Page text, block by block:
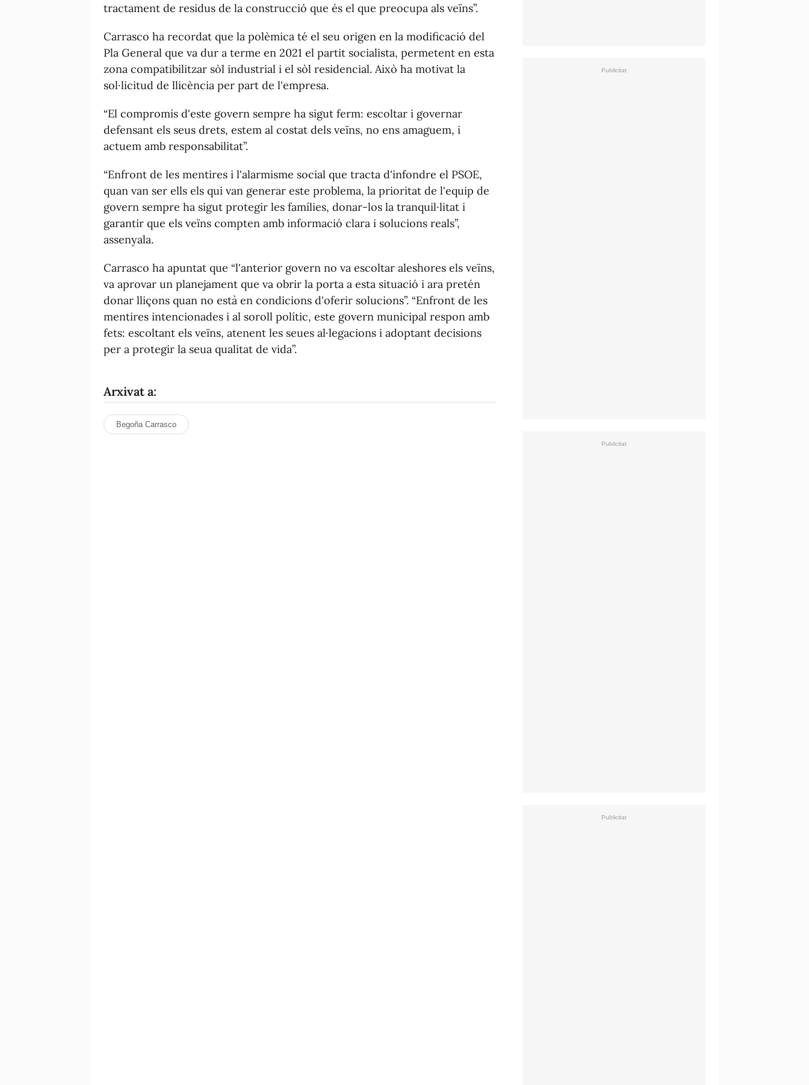
tractament de residus de la construcció que és el que preocupa als veïns”.
Carrasco ha recordat que la polèmica té el seu origen en la modificació del
Pla General que va dur a terme en 2021 el partit socialista, permetent en esta
zona compatibilitzar sòl industrial i el sòl residencial. Això ha motivat la
sol·licitud de llicència per part de l'empresa.
“El compromís d'este govern sempre ha sigut ferm: escoltar i governar
defensant els seus drets, estem al costat dels veïns, no ens amaguem, i
actuem amb responsabilitat”.
“Enfront de les mentires i l'alarmisme social que tracta d'infondre el PSOE,
quan van ser ells els qui van generar este problema, la prioritat de l'equip de
govern sempre ha sigut protegir les famílies, donar-los la tranquil·litat i
garantir que els veïns compten amb informació clara i solucions reals”,
assenyala.
Carrasco ha apuntat que “l'anterior govern no va escoltar aleshores els veïns,
va aprovar un planejament que va obrir la porta a esta situació i ara pretén
donar lliçons quan no està en condicions d'oferir solucions”. “Enfront de les
mentires intencionades i al soroll polític, este govern municipal respon amb
fets: escoltant els veïns, atenent les seues al·legacions i adoptant decisions
per a protegir la seua qualitat de vida”.
Arxivat a:
Begoña Carrasco